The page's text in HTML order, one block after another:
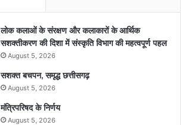
लोक कलाओं के संरक्षण और कलाकारों के आर्थिक
सशक्तीकरण की दिशा में संस्कृति विभाग की महत्वपूर्ण पहल
August 5, 2026
सशक्त बचपन, समृद्ध छत्तीसगढ़
August 5, 2026
मंत्रिपरिषद के निर्णय
August 5, 2026